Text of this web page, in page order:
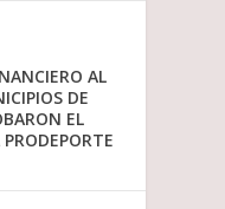
AL
DE
EL